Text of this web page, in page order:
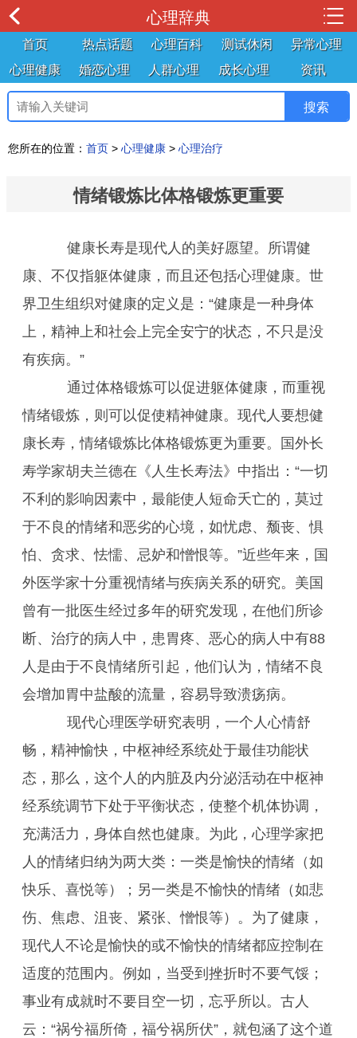
心理辞典
首页 热点话题 心理百科 测试休闲
异常心理
心理健康
婚恋心理 人群心理 成长心理 资讯
您所在的位置： 首页 > 心理健康 > 心理治疗
情绪锻炼比体格锻炼更重要
健康长寿是现代人的美好愿望。所谓健
康、不仅指躯体健康，而且还包括心理健康。世
界卫生组织对健康的定义是：“健康是一种身体
上，精神上和社会上完全安宁的状态，不只是没
有疾病。”
通过体格锻炼可以促进躯体健康，而重视
情绪锻炼，则可以促使精神健康。现代人要想健
康长寿，情绪锻炼比体格锻炼更为重要。国外长
寿学家胡夫兰德在《人生长寿法》中指出：“一切
不利的影响因素中，最能使人短命夭亡的，莫过
于不良的情绪和恶劣的心境，如忧虑、颓丧、惧
怕、贪求、怯懦、忌妒和憎恨等。”近些年来，国
外医学家十分重视情绪与疾病关系的研究。美国
曾有一批医生经过多年的研究发现，在他们所诊
断、治疗的病人中，患胃疼、恶心的病人中有88
人是由于不良情绪所引起，他们认为，情绪不良
会增加胃中盐酸的流量，容易导致溃疡病。
现代心理医学研究表明，一个人心情舒
畅，精神愉快，中枢神经系统处于最佳功能状
态，那么，这个人的内脏及内分泌活动在中枢神
经系统调节下处于平衡状态，使整个机体协调，
充满活力，身体自然也健康。为此，心理学家把
人的情绪归纳为两大类：一类是愉快的情绪（如
快乐、喜悦等）；另一类是不愉快的情绪（如悲
伤、焦虑、沮丧、紧张、憎恨等）。为了健康，
现代人不论是愉快的或不愉快的情绪都应控制在
适度的范围内。例如，当受到挫折时不要气馁；
事业有成就时不要目空一切，忘乎所以。古人
云：“祸兮福所倚，福兮祸所伏”，就包涵了这个道